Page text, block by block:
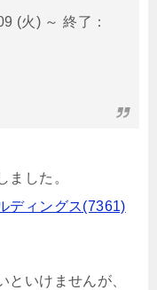
(火) ～ 終了：
ました。
ディングス(7361)
といけませんが、